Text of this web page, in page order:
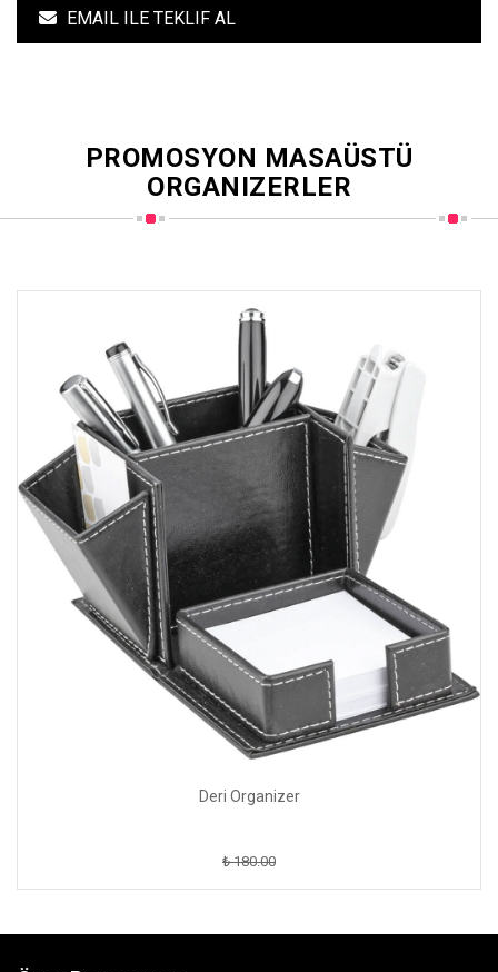
EMAIL ILE TEKLIF AL
PROMOSYON MASAÜSTÜ
ORGANIZERLER
Deri Organizer
₺ 180.00